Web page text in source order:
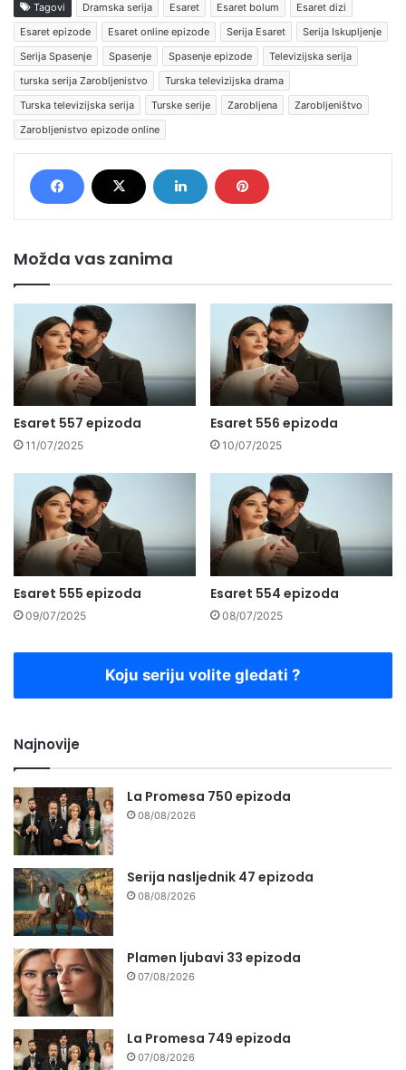
Tagovi Dramska serija Esaret Esaret bolum
Esaret dizi
Esaret epizode
Esaret online epizode Serija Esaret
Serija Iskupljenje
Serija Spasenje
Spasenje Spasenje epizode
Televizijska serija
turska serija Zarobljenistvo
Turska televizijska drama
Turska televizijska serija
Turske serije Zarobljena
Zarobljeništvo
Zarobljenistvo epizode online
Možda vas zanima
Esaret 557 epizoda
11/07/2025
Esaret 556 epizoda
10/07/2025
Esaret 555 epizoda
09/07/2025
Esaret 554 epizoda
08/07/2025
Koju seriju volite gledati ?
Najnovije
La Promesa 750 epizoda
08/08/2026
Serija nasljednik 47 epizoda
08/08/2026
Plamen ljubavi 33 epizoda
07/08/2026
La Promesa 749 epizoda
07/08/2026